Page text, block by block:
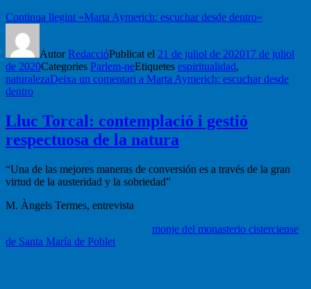
Continua llegint «Marta Aymerich: escuchar desde dentro»
AutorRedaccióPublicat el 21 de juliol de 202017 de juliol
de 2020Categories Parlem-neEtiquetes espiritualidad,
naturalezaDeixa un comentari a Marta Aymerich: escuchar desde
dentro
Lluc Torcal: contemplació i gestió
respectuosa de la natura
“Una de las mejores maneras de conversión es a través de la gran
virtud de la austeridad y la sobriedad”
M. Àngels Termes, entrevista
monje del monasterio cisterciense
de Santa María de Poblet